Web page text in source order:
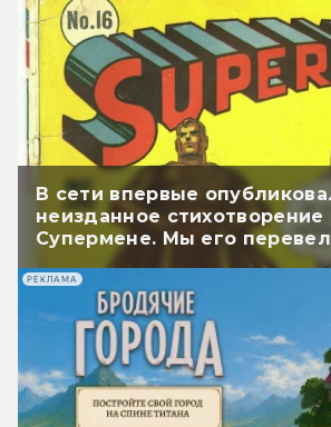
В сети впервые
неизданное стихотворение
Супермене. Мы его
РЕКЛАМА